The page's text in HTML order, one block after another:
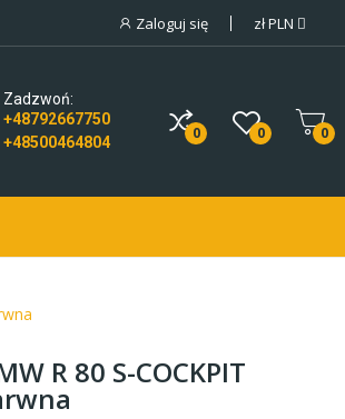
Zaloguj się złPLN
Zadzwoń:
+48792667750
+48500464804
0 0 0
R 80 S-COCKPIT